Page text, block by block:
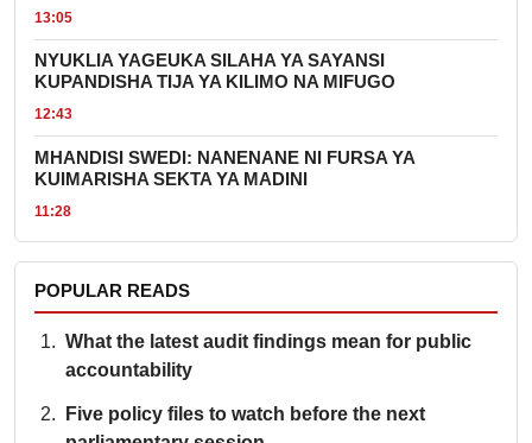
13:05
NYUKLIA YAGEUKA SILAHA YA SAYANSI
KUPANDISHA TIJA YA KILIMO NA MIFUGO
12:43
MHANDISI SWEDI: NANENANE NI FURSA YA
KUIMARISHA SEKTA YA MADINI
11:28
POPULAR READS
What the latest audit findings mean for public
accountability
Five policy files to watch before the next